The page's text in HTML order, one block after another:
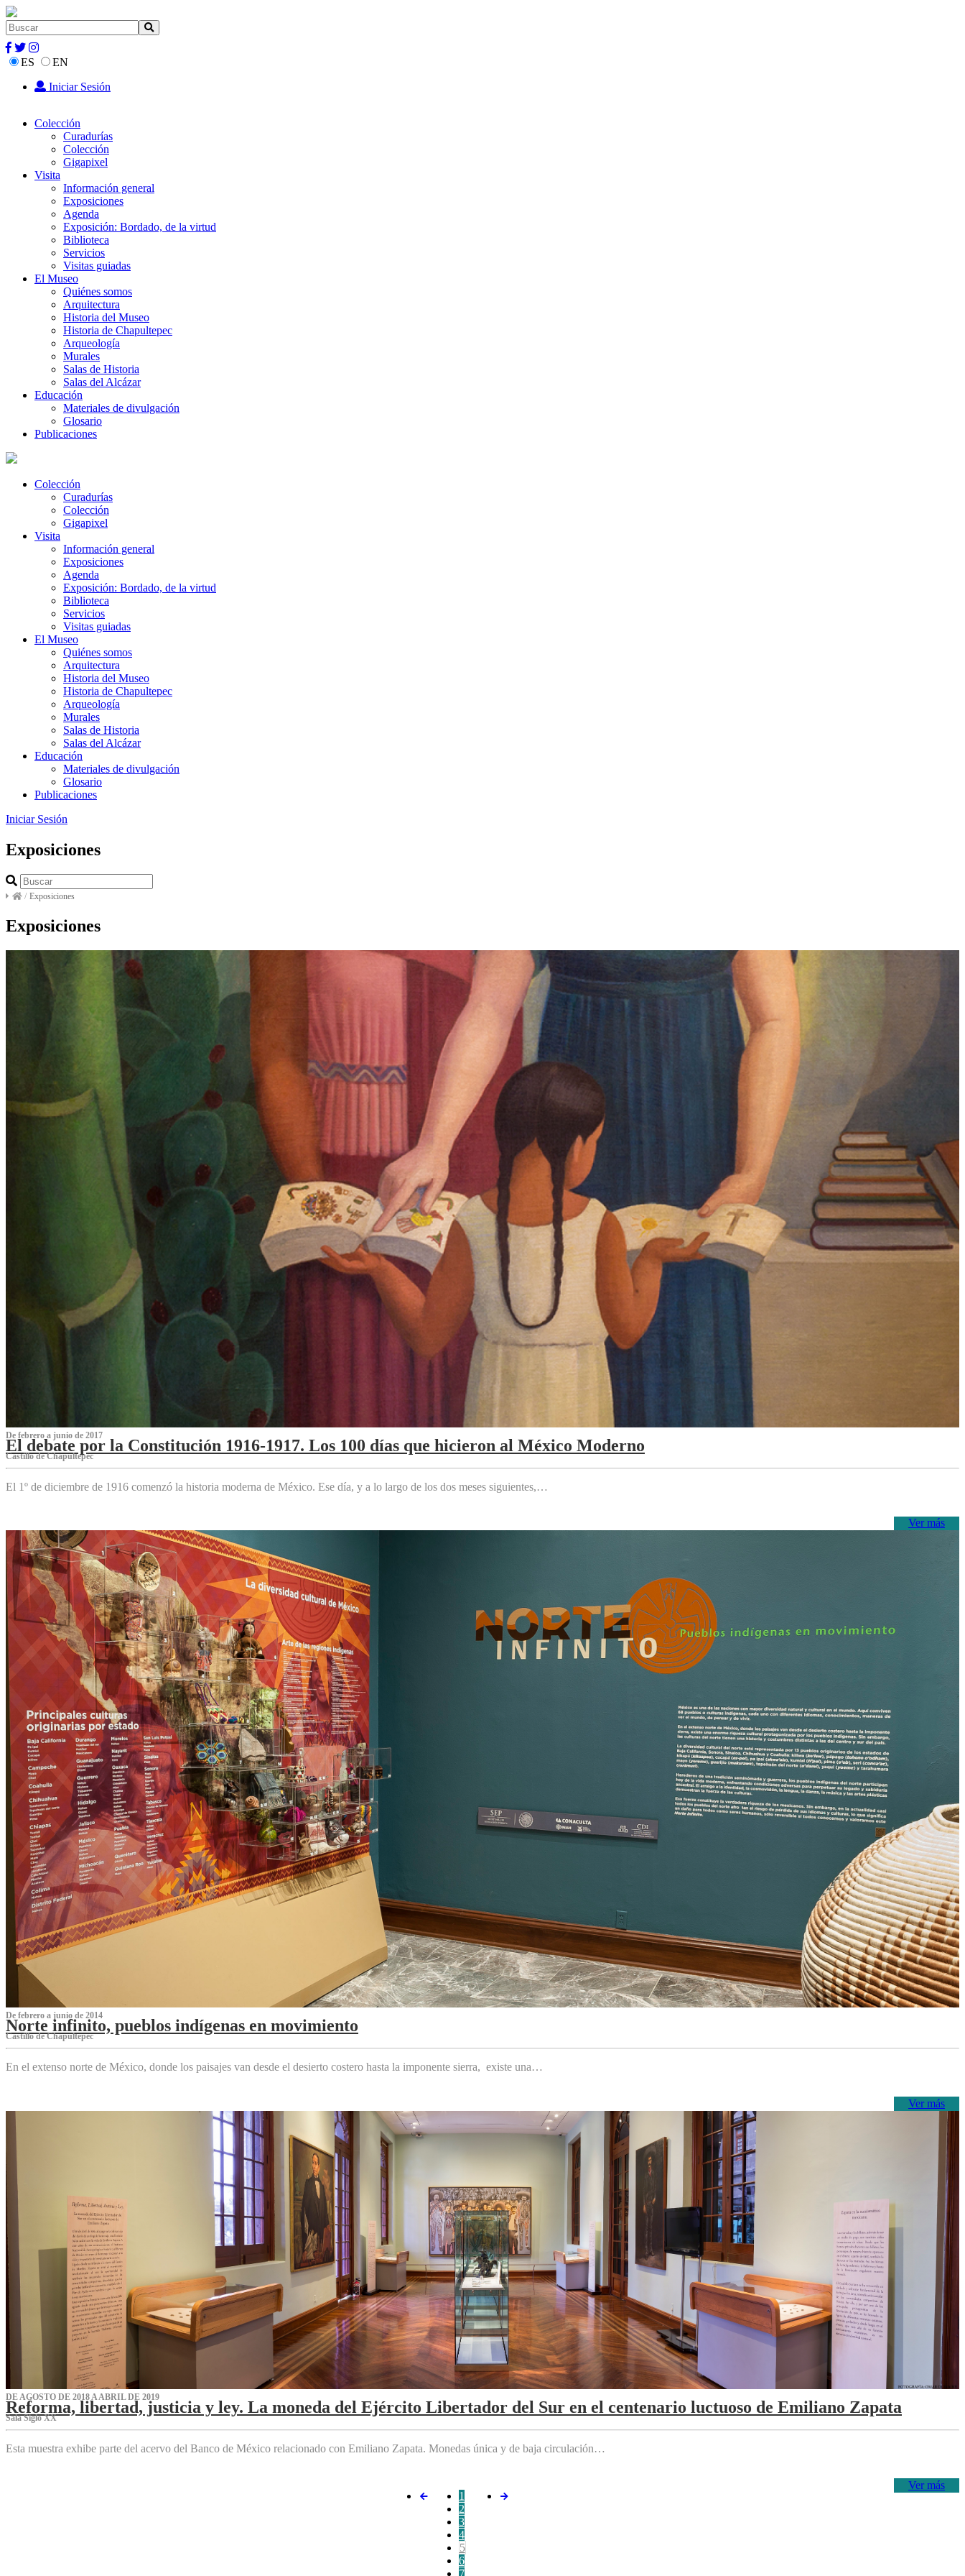
ES
EN
Iniciar Sesión
Colección
Curadurías
Colección
Gigapixel
Visita
Información general
Exposiciones
Agenda
Exposición: Bordado, de la virtud
Biblioteca
Servicios
Visitas guiadas
El Museo
Quiénes somos
Arquitectura
Historia del Museo
Historia de Chapultepec
Arqueología
Murales
Salas de Historia
Salas del Alcázar
Educación
Materiales de divulgación
Glosario
Publicaciones
Colección
Curadurías
Colección
Gigapixel
Visita
Información general
Exposiciones
Agenda
Exposición: Bordado, de la virtud
Biblioteca
Servicios
Visitas guiadas
El Museo
Quiénes somos
Arquitectura
Historia del Museo
Historia de Chapultepec
Arqueología
Murales
Salas de Historia
Salas del Alcázar
Educación
Materiales de divulgación
Glosario
Publicaciones
Iniciar Sesión
Exposiciones
/ Exposiciones
Exposiciones
De febrero a junio de 2017
El debate por la Constitución 1916-1917. Los 100 días que hicieron al México Moderno
Castillo de Chapultepec
El 1º de diciembre de 1916 comenzó la historia moderna de México. Ese día, y a lo largo de los dos meses siguientes,…
Ver más
De febrero a junio de 2014
Norte infinito, pueblos indígenas en movimiento
Castillo de Chapultepec
En el extenso norte de México, donde los paisajes van desde el desierto costero hasta la imponente sierra, existe una…
Ver más
DE AGOSTO DE 2018 A ABRIL DE 2019
Reforma, libertad, justicia y ley. La moneda del Ejército Libertador del Sur en el centenario luctuoso de Emiliano Zapata
Sala Siglo XX
Esta muestra exhibe parte del acervo del Banco de México relacionado con Emiliano Zapata. Monedas única y de baja circulación…
Ver más
1
2
3
4
5
6
7